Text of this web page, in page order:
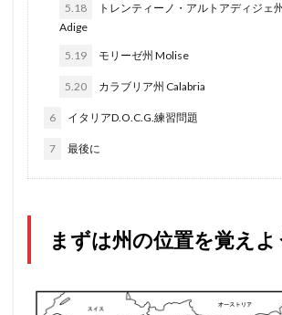
5.18
トレンティーノ・アルトアディジェ
Adige
5.19 モリーゼ州 Molise
5.20 カラブリア州 Calabria
6 イタリアD.O.C.G.練習問題
7 最後に
まずは州の位置を覚えよ